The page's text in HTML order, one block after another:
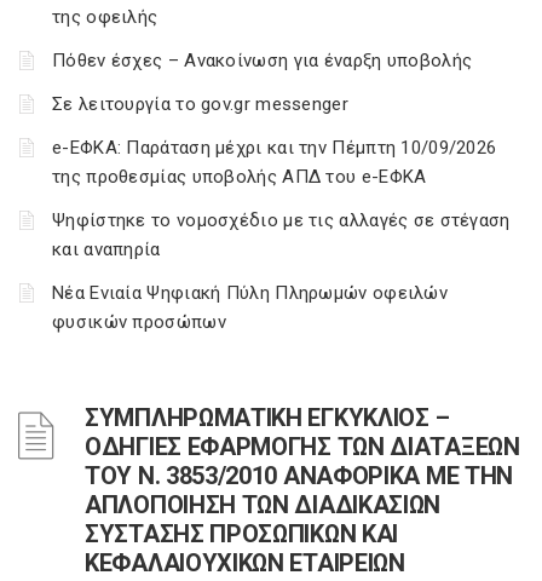
της οφειλής
Πόθεν έσχες – Ανακοίνωση για έναρξη υποβολής
Σε λειτουργία το gov.gr messenger
e-ΕΦΚΑ: Παράταση μέχρι και την Πέμπτη 10/09/2026
της προθεσμίας υποβολής ΑΠΔ του e-ΕΦΚΑ
Ψηφίστηκε το νομοσχέδιο με τις αλλαγές σε στέγαση
και αναπηρία
Νέα Ενιαία Ψηφιακή Πύλη Πληρωμών οφειλών
φυσικών προσώπων
ΣΥΜΠΛΗΡΩΜΑΤΙΚΗ ΕΓΚΥΚΛΙΟΣ –
ΟΔΗΓΙΕΣ ΕΦΑΡΜΟΓΗΣ ΤΩΝ ΔΙΑΤΑΞΕΩΝ
ΤΟΥ Ν. 3853/2010 ΑΝΑΦΟΡΙΚΑ ΜΕ ΤΗΝ
ΑΠΛΟΠΟΙΗΣΗ ΤΩΝ ΔΙΑΔΙΚΑΣΙΩΝ
ΣΥΣΤΑΣΗΣ ΠΡΟΣΩΠΙΚΩΝ ΚΑΙ
ΚΕΦΑΛΑΙΟΥΧΙΚΩΝ ΕΤΑΙΡΕΙΩΝ